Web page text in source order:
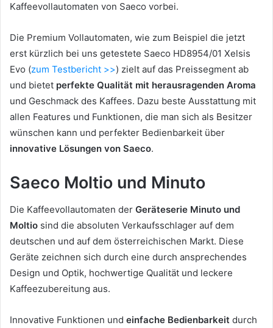
Kaffeevollautomaten von Saeco vorbei.
Die Premium Vollautomaten, wie zum Beispiel die jetzt
erst kürzlich bei uns getestete Saeco HD8954/01 Xelsis
Evo (zum Testbericht >>) zielt auf das Preissegment ab
und bietet perfekte Qualität mit herausragenden Aroma
und Geschmack des Kaffees. Dazu beste Ausstattung mit
allen Features und Funktionen, die man sich als Besitzer
wünschen kann und perfekter Bedienbarkeit über
innovative Lösungen von Saeco.
Saeco Moltio und Minuto
Die Kaffeevollautomaten der Geräteserie Minuto und
Moltio sind die absoluten Verkaufsschlager auf dem
deutschen und auf dem österreichischen Markt. Diese
Geräte zeichnen sich durch eine durch ansprechendes
Design und Optik, hochwertige Qualität und leckere
Kaffeezubereitung aus.
Innovative Funktionen und einfache Bedienbarkeit durch